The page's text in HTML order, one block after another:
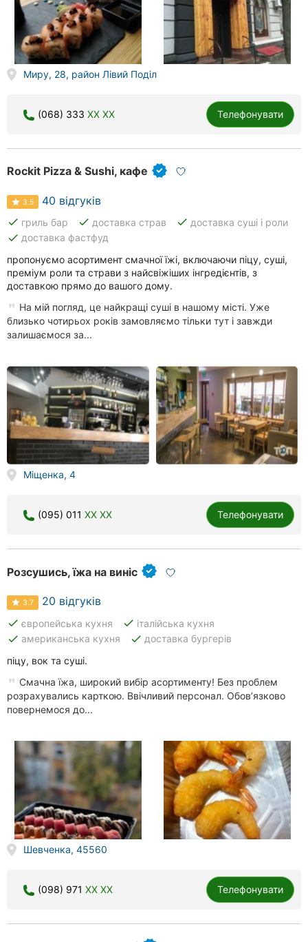
Миру, 28, район Лівий Поділ
(068) 333 XX XX Телефонувати
Rockit Pizza & Sushi, кафе
3.5 40 відгуків
done гриль бар done доставка страв done доставка суші і роли
done доставка фастфуд
пропонуємо асортимент смачної їжі, включаючи піцу, суші,
преміум роли та страви з найсвіжіших інгредієнтів, з
доставкою прямо до вашого дому.
На мій погляд, це найкращі суші в нашому місті. Уже
близько чотирьох років замовляємо тільки тут і завжди
залишаємося за...
Міщенка, 4
(095) 011 XX XX Телефонувати
Розсушись, їжа на виніс
3.7 20 відгуків
done європейська кухня done італійська кухня
done американська кухня done доставка бургерів
піцу, вок та суші.
Смачна їжа, широкий вибір асортименту! Без проблем
розрахувались карткою. Ввічливий персонал. Обов’язково
повернемося до...
Шевченка, 45560
(098) 971 XX XX Телефонувати